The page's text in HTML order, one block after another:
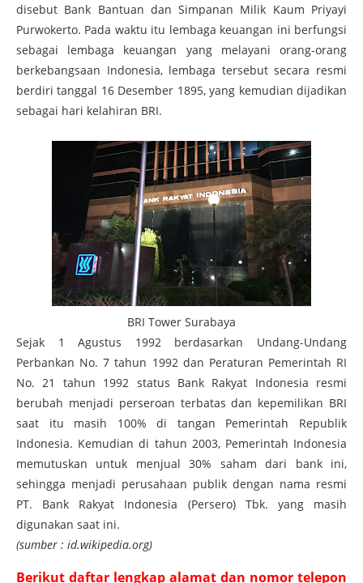
disebut Bank Bantuan dan Simpanan Milik Kaum Priyayi
Purwokerto. Pada waktu itu lembaga keuangan ini berfungsi
sebagai lembaga keuangan yang melayani orang-orang
berkebangsaan Indonesia, lembaga tersebut secara resmi
berdiri tanggal 16 Desember 1895, yang kemudian dijadikan
sebagai hari kelahiran BRI.
BRI Tower Surabaya
Sejak 1 Agustus 1992 berdasarkan Undang-Undang
Perbankan No. 7 tahun 1992 dan Peraturan Pemerintah RI
No. 21 tahun 1992 status Bank Rakyat Indonesia resmi
berubah menjadi perseroan terbatas dan kepemilikan BRI
saat itu masih 100% di tangan Pemerintah Republik
Indonesia. Kemudian di tahun 2003, Pemerintah Indonesia
memutuskan untuk menjual 30% saham dari bank ini,
sehingga menjadi perusahaan publik dengan nama resmi
PT. Bank Rakyat Indonesia (Persero) Tbk. yang masih
digunakan saat ini.
(sumber : id.wikipedia.org)
Berikut daftar lengkap alamat dan nomor telepon